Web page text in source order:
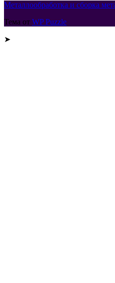
Металлообработка и сборка
Тема от WP Puzzle
➤